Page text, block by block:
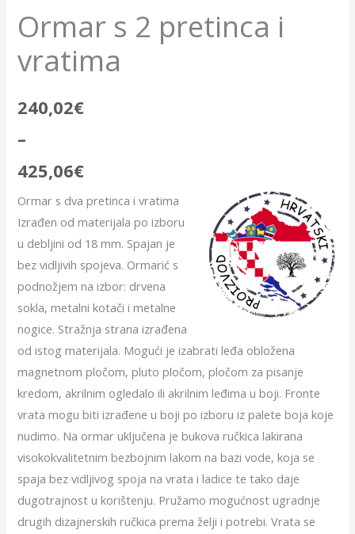
Ormar s 2 pretinca i
vratima
240,02€
–
425,06€
Ormar s dva pretinca i vratima
Izrađen od materijala po izboru
u debljini od 18 mm. Spajan je
bez vidljivih spojeva. Ormarić s
podnožjem na izbor: drvena
sokla, metalni kotači i metalne
nogice. Stražnja strana izrađena
od istog materijala. Mogući je izabrati leđa obložena
magnetnom pločom, pluto pločom, pločom za pisanje
kredom, akrilnim ogledalo ili akrilnim leđima u boji. Fronte
vrata mogu biti izrađene u boji po izboru iz palete boja koje
nudimo. Na ormar uključena je bukova ručkica lakirana
visokokvalitetnim bezbojnim lakom na bazi vode, koja se
spaja bez vidljivog spoja na vrata i ladice te tako daje
dugotrajnost u korištenju. Pružamo mogućnost ugradnje
drugih dizajnerskih ručkica prema želji i potrebi. Vrata se
the
product
(next